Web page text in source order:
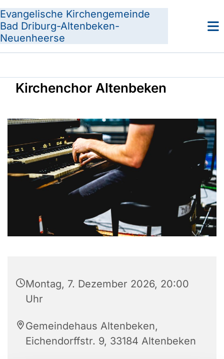
Evangelische Kirchengemeinde
Bad Driburg-Altenbeken-
Neuenheerse
Kirchenchor Altenbeken
Montag, 7. Dezember 2026, 20:00
Uhr
Gemeindehaus Altenbeken,
Eichendorffstr. 9, 33184 Altenbeken